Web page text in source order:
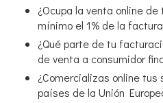
¿Ocupa la venta online
mínimo el 1% de la
¿Qué parte de tu
de venta a consumidor
¿Comercializas online
países de la Unión